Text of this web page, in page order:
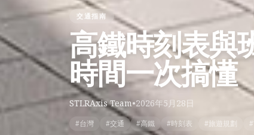
交通指南
高鐵時刻表與
時間一次搞懂
STLRAxis Team•2026年5月28日
#台灣 #交通 #高鐵 #時刻表 #旅遊規劃